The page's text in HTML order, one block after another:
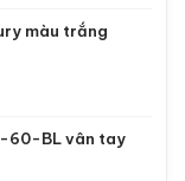
màu trắng
60-BL vân tay